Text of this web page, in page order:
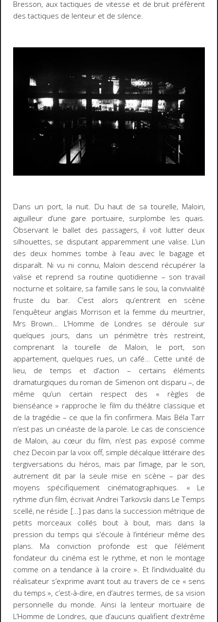
Bresson, aux tactiques de vitesse et de bruit préfèrent
des tactiques de lenteur et de silence.
Dans un port, la nuit. Du haut de sa tourelle, Maloin,
aiguilleur d’une gare portuaire, surplombe les quais.
Observant le ballet des passagers, il voit lutter deux
silhouettes, se disputant apparemment une valise. L’un
des deux hommes tombe à l’eau avec le bagage et
disparaît. Ni vu ni connu, Maloin descend récupérer la
valise et reprend sa routine quotidienne – son travail
nocturne et solitaire, sa famille sans le sou, la convivialité
fruste du bar. C’est alors qu’entrent en scène
l’enquêteur anglais Morrison et la femme du meurtrier,
Mrs Brown… L’Homme de Londres se déroule sur
quelques jours, dans un périmètre très restreint,
comprenant la tourelle de Maloin, le port, son
appartement, quelques rues, un café… Cette unité de
lieu, de temps et d’action – certains éléments
dramaturgiques du roman de Simenon ont disparu –, de
même qu’un certain respect des « règles de
bienséance » rapproche le film du théâtre classique et
de la tragédie – ce que la fin confirmera. Mais Béla Tarr
n’est pas un cinéaste de la parole. Le cas de conscience
de Maloin, au cœur du film, n’est pas exposé comme
chez Decoin par la voix off, simple décalque littéraire des
tergiversations du héros, mais par l’image, par le son,
autrement dit par la seule mise en scène – par des
moyens spécifiquement cinématographiques. « Le
rythme d’un film, écrivait Andrei Tarkovski dans Le Temps
scellé, ne réside […] pas dans la succession métrique de
petits morceaux collés bout à bout, mais dans la
pression du temps qui s’écoule à l’intérieur même des
plans. Ma conviction profonde est que l’élément
fondateur du cinéma est le rythme, et non le montage
comme on a tendance à la croire ». Et l’individualité du
réalisateur s’exprime avant tout au travers de ce « sens
du temps », c’est-à-dire, en d’autres termes, de sa vision
personnelle du monde. Ainsi la lenteur mortuaire de
L’Homme de Londres, que d’aucuns qualifient d’extrême